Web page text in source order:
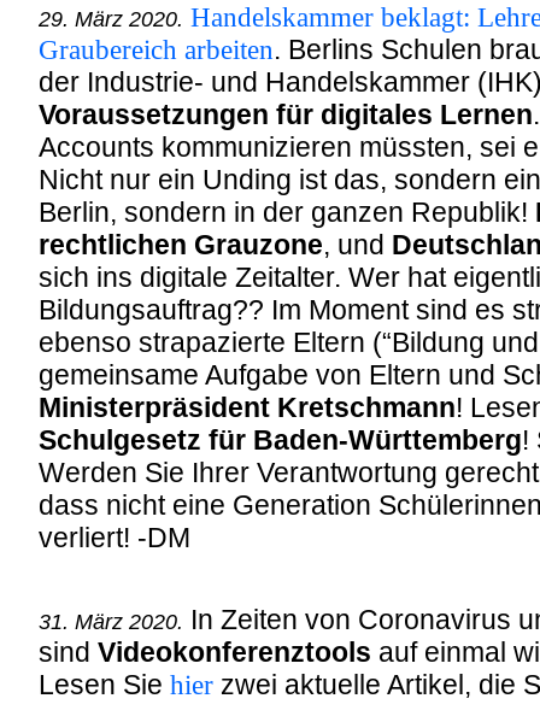
29. März 2020. Handelskammer beklagt:
Graubereich arbeiten. Berlins Schulen
der Industrie- und Handelskammer
Voraussetzungen für digitales Lernen
Accounts kommunizieren müssten, sei
Nicht nur ein Unding ist das, sondern
Berlin, sondern in der ganzen Republik!
rechtlichen Grauzone, und
sich ins digitale Zeitalter. Wer hat
Bildungsauftrag?? Im Moment sind es
ebenso strapazierte Eltern (“Bildung
gemeinsame Aufgabe von Eltern und
Ministerpräsident Kretschmann!
Schulgesetz für Baden-Württemberg!
Werden Sie Ihrer Verantwortung
dass nicht eine Generation
verliert! -DM
31. März 2020. In Zeiten von Coronavirus
sind Videokonferenztools auf einmal
Lesen Sie hier zwei aktuelle Artikel, die